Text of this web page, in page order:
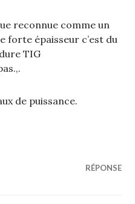
reconnue comme un
forte épaisseur c’est du
TIG
de puissance.
RÉPONSE